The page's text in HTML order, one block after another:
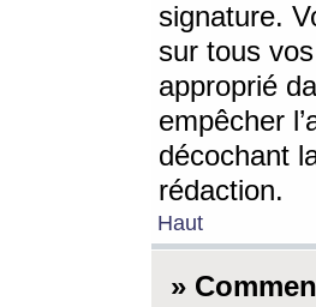
signature.
sur tous
approprié
empêcher
décochant
rédaction.
Haut
»